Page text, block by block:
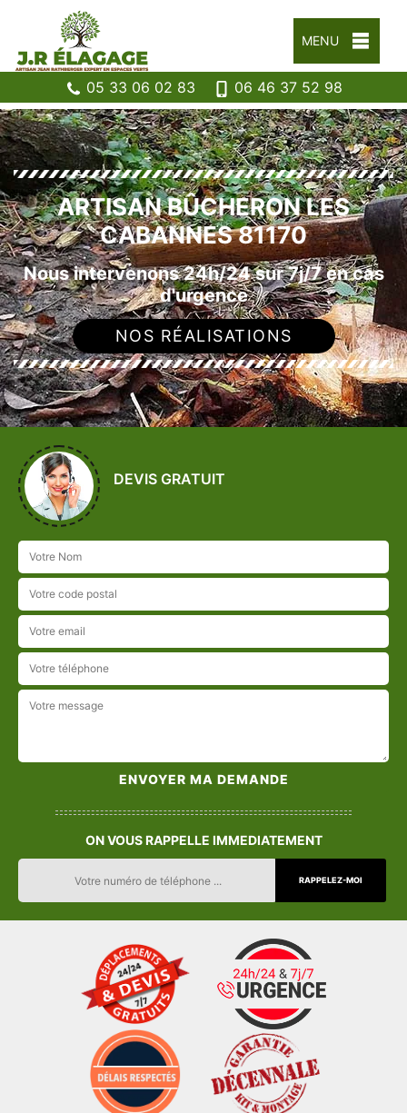
MENU
05 33 06 02 83 06 46 37 52 98
ARTISAN BÛCHERON LES
CABANNES 81170
Nous intervenons 24h/24 sur 7j/7 en cas
d'urgence
NOS RÉALISATIONS
DEVIS GRATUIT
ON VOUS RAPPELLE IMMEDIATEMENT